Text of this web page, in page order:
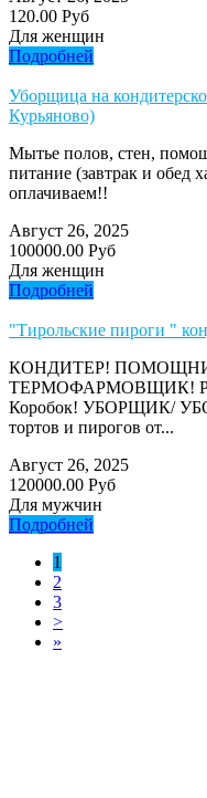
120.00 Руб
Для женщин
Подробней
Уборщица на
Курьяново)
Мытье полов, стен,
питание (завтрак и обед
оплачиваем!!
Август 26, 2025
100000.00 Руб
Для женщин
Подробней
"Тирольские пироги "
КОНДИТЕР!
ТЕРМОФАРМОВЩИК!
Коробок! УБОРЩИК/
тортов и пирогов от...
Август 26, 2025
120000.00 Руб
Для мужчин
Подробней
1
2
3
>
»